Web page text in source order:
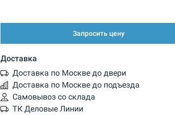
Запросить цену
Доставка
Доставка по Москве до двери
Доставка по Москве до подъезда
Самовывоз со склада
ТК Деловые Линии